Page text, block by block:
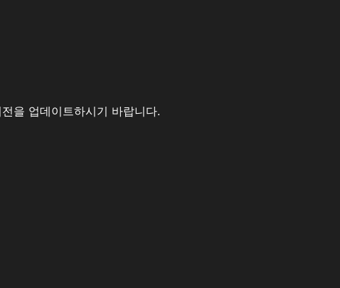
을 업데이트하시기 바랍니다.